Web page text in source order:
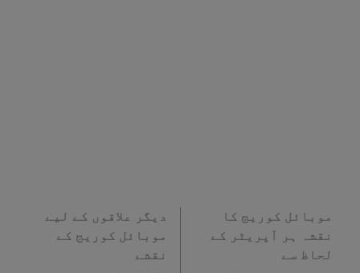
موبائل کوریج کا
نقشہ ہر آپریٹر کے
لحاظ سے
دیگر علاقوں کے لیے
موبائل کوریج کے
نقشے